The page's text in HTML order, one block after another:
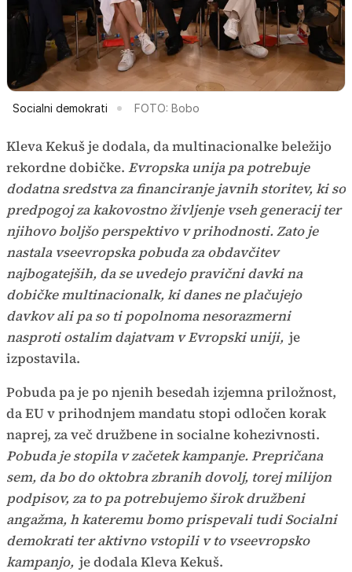
Socialni demokrati FOTO: Bobo
Kleva Kekuš je dodala, da multinacionalke beležijo
rekordne dobičke. Evropska unija pa potrebuje
dodatna sredstva za financiranje javnih storitev, ki so
predpogoj za kakovostno življenje vseh generacij ter
njihovo boljšo perspektivo v prihodnosti. Zato je
nastala vseevropska pobuda za obdavčitev
najbogatejših, da se uvedejo pravični davki na
dobičke multinacionalk, ki danes ne plačujejo
davkov ali pa so ti popolnoma nesorazmerni
nasproti ostalim dajatvam v Evropski uniji, je
izpostavila.
Pobuda pa je po njenih besedah izjemna priložnost,
da EU v prihodnjem mandatu stopi odločen korak
naprej, za več družbene in socialne kohezivnosti.
Pobuda je stopila v začetek kampanje. Prepričana
sem, da bo do oktobra zbranih dovolj, torej milijon
podpisov, za to pa potrebujemo širok družbeni
angažma, h kateremu bomo prispevali tudi Socialni
demokrati ter aktivno vstopili v to vseevropsko
kampanjo, je dodala Kleva Kekuš.